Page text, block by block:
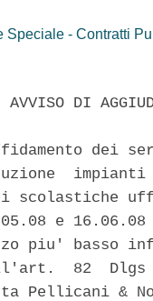
Speciale - Contratti
AVVISO DI
dei
impianti
scolastiche
e 16.06.08
piu' basso
82
Pellicani &